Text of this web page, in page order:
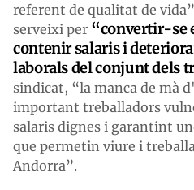
referent de qualitat de
serveixi per “convertir-se
contenir salaris i
laborals del conjunt dels
sindicat, “la manca de mà
important treballadors
salaris dignes i garantint
que permetin viure i
Andorra”.